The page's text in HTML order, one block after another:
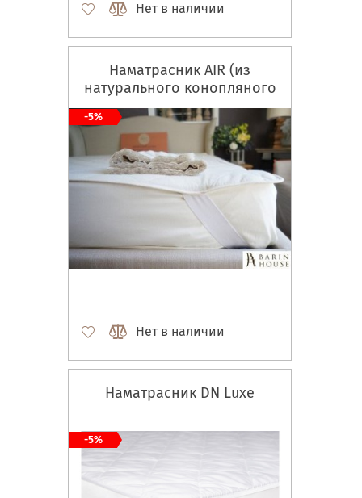
Нет в наличии
Наматрасник AIR (из
натурального конопляного
волокна)
Нет в наличии
-5%
Наматрасник DN Luxe
-5%